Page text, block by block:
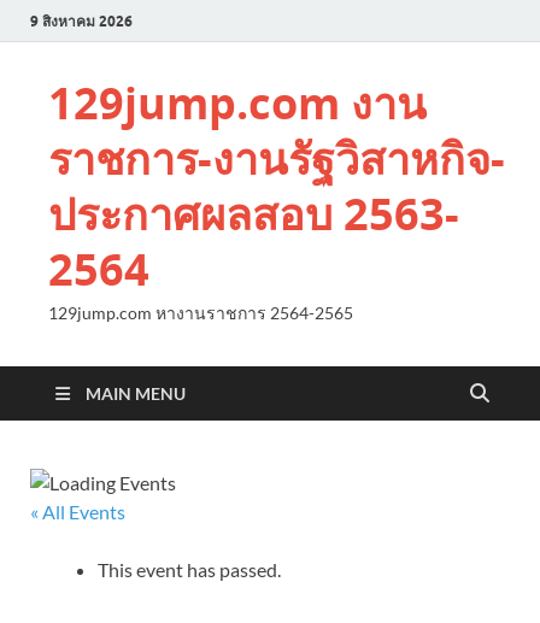
9 สิงหาคม 2026
129jump.com งาน
ราชการ-งานรัฐวิสาหกิจ-
ประกาศผลสอบ 2563-
2564
129jump.com หางานราชการ 2564-2565
MAIN MENU
« All Events
This event has passed.